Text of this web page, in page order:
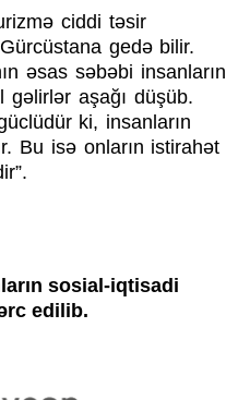
ciddi təsir
gedə bilir.
əsas səbəbi insanların
gəlirlər aşağı düşüb.
ki, insanların
Bu isə onların istirahət
sosial-iqtisadi
edilib.